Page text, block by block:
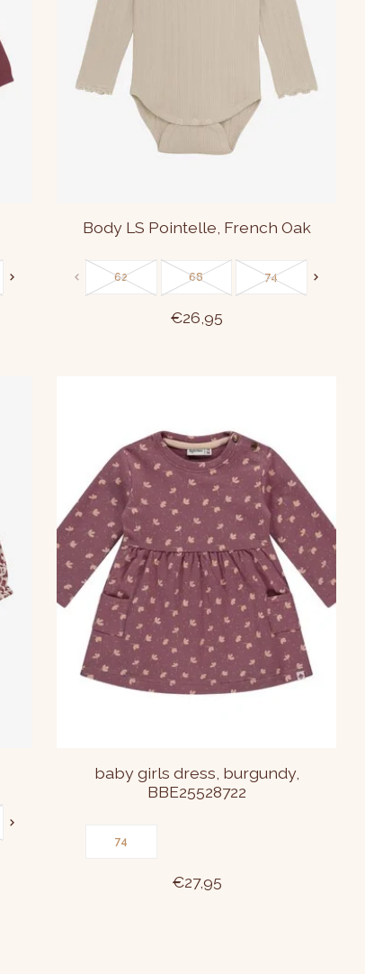
86
Body LS Pointelle, French Oak
62 68 74
€26,95
baby girls dress, burgundy,
BBE25528722
74
€27,95